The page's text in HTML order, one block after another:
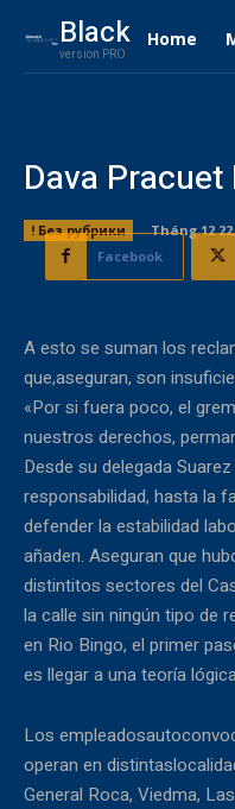
Black
version PRO
Home
Dava
! Без рубрики
Tháng 12
Facebook
A esto se suman los
que,aseguran, son
«Por si fuera poco, el
nuestros derechos,
Desde su delegada
responsabilidad, hasta la
defender la estabilidad
añaden. Aseguran que
distintitos sectores del
la calle sin ningún tipo de
en Rio Bingo, el primer
es llegar a una teoría
Los
operan en
General Roca, Viedma,